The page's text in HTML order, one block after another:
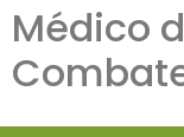
Médico